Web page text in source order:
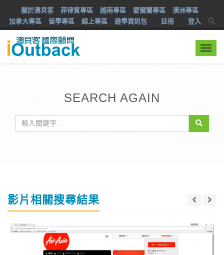
關於澳貝客 菲律賓專區 越南專區 愛爾蘭專區
澳洲專區
加拿大專區
留學專區 線上專區 遊學資訊包 註冊 登入
SEARCH AGAIN
影片相關搜尋結果